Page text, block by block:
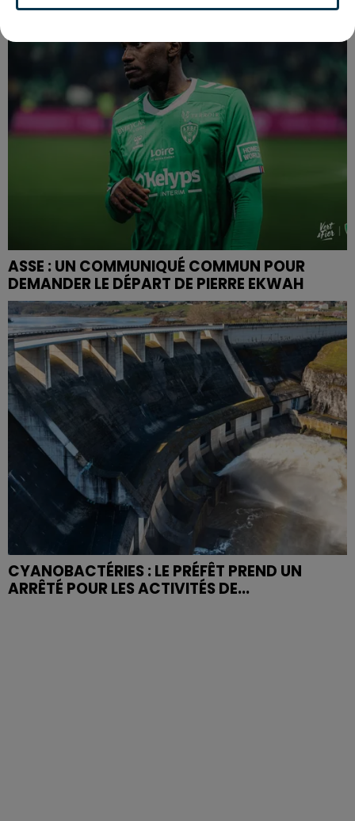
ASSE : UN COMMUNIQUÉ COMMUN POUR
DEMANDER LE DÉPART DE PIERRE EKWAH
CYANOBACTÉRIES : LE PRÉFÊT PREND UN
ARRÊTÉ POUR LES ACTIVITÉS DE...